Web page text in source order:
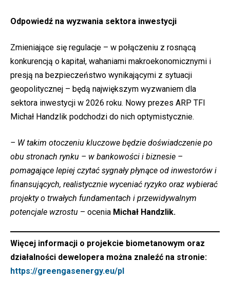
Odpowiedź na wyzwania sektora inwestycji
Zmieniające się regulacje – w połączeniu z rosnącą
konkurencją o kapitał, wahaniami makroekonomicznymi i
presją na bezpieczeństwo wynikającymi z sytuacji
geopolitycznej – będą największym wyzwaniem dla
sektora inwestycji w 2026 roku. Nowy prezes ARP TFI
Michał Handzlik podchodzi do nich optymistycznie.
– W takim otoczeniu kluczowe będzie doświadczenie po
obu stronach rynku – w bankowości i biznesie –
pomagające lepiej czytać sygnały płynące od inwestorów i
finansujących, realistycznie wyceniać ryzyko oraz wybierać
projekty o trwałych fundamentach i przewidywalnym
potencjale wzrostu – ocenia Michał Handzlik.
Więcej informacji o projekcie biometanowym oraz
działalności dewelopera można znaleźć na stronie:
https://greengasenergy.eu/pl